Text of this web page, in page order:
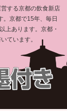
する京都の飲食新店
。京都で15年、毎日
上あります。京都・
ています。